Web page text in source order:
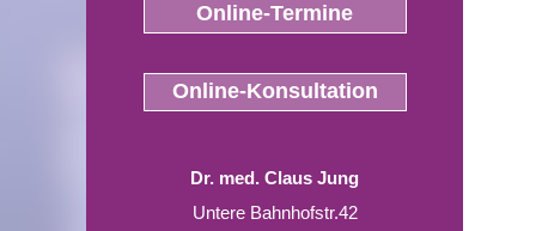
Online-Termine
Online-Konsultation
Dr. med. Claus Jung
Untere Bahnhofstr.42